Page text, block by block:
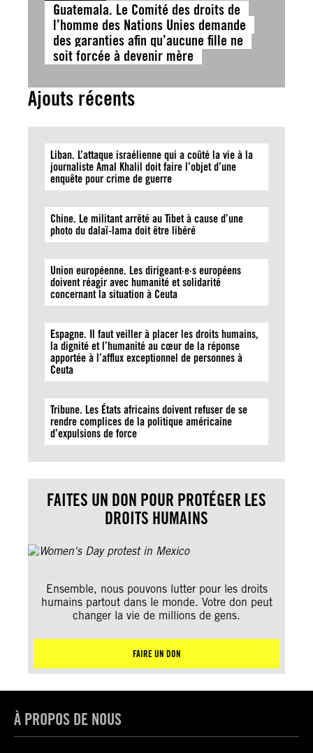
Guatemala. Le Comité des droits de
l’homme des Nations Unies demande
des garanties afin qu’aucune fille ne
soit forcée à devenir mère
Ajouts récents
Liban. L’attaque israélienne qui a coûté la vie à la
journaliste Amal Khalil doit faire l’objet d’une
enquête pour crime de guerre
Chine. Le militant arrêté au Tibet à cause d’une
photo du dalaï-lama doit être libéré
Union européenne. Les dirigeant·e·s européens
doivent réagir avec humanité et solidarité
concernant la situation à Ceuta
Espagne. Il faut veiller à placer les droits humains,
la dignité et l’humanité au cœur de la réponse
apportée à l’afflux exceptionnel de personnes à
Ceuta
Tribune. Les États africains doivent refuser de se
rendre complices de la politique américaine
d’expulsions de force
FAITES UN DON POUR PROTÉGER LES
DROITS HUMAINS
Ensemble, nous pouvons lutter pour les droits
humains partout dans le monde. Votre don peut
changer la vie de millions de gens.
FAIRE UN DON
À PROPOS DE NOUS